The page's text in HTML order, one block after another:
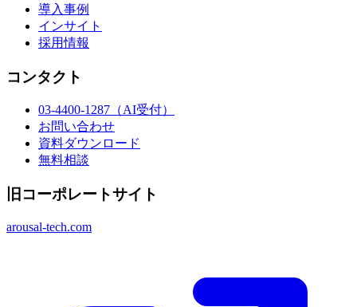
導入事例
インサイト
採用情報
コンタクト
03-4400-1287 （AI受付）
お問い合わせ
資料ダウンロード
無料相談
旧コーポレートサイト
arousal-tech.com